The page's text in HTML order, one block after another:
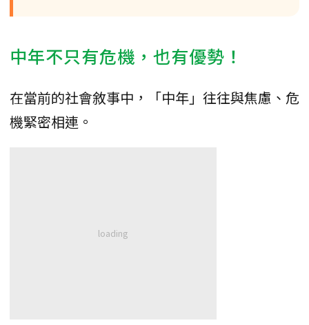
中年不只有危機，也有優勢！
在當前的社會敘事中，「中年」往往與焦慮、危
機緊密相連。